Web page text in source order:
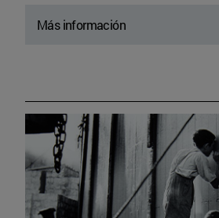
Más información